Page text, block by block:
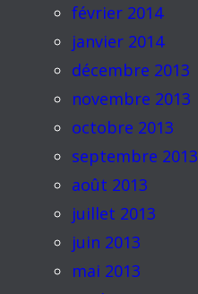
février 2014
janvier 2014
décembre 2013
novembre 2013
octobre 2013
septembre 2013
août 2013
juillet 2013
juin 2013
mai 2013